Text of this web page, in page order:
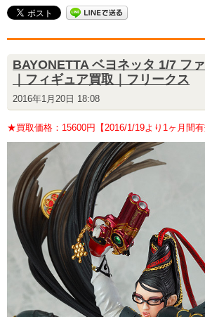
BAYONETTA ベヨネッタ 1/7 フ
｜フィギュア買取｜フリークス
2016年1月20日 18:08
★買取価格：15600円【2016/1/19より1ヶ月間有